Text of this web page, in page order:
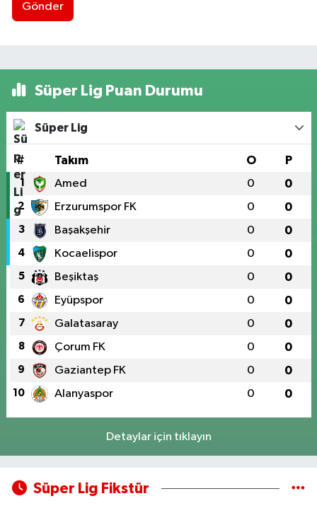
Gönder
Süper Lig Puan Durumu
Süper Lig
# Takım O P
1 Amed 0 0
2 Erzurumspor FK 0 0
3 Başakşehir 0 0
4 Kocaelispor 0 0
5 Beşiktaş 0 0
6 Eyüpspor 0 0
7 Galatasaray 0 0
8 Çorum FK 0 0
9 Gaziantep FK 0 0
10 Alanyaspor 0 0
Detaylar için tıklayın
Süper Lig Fikstür